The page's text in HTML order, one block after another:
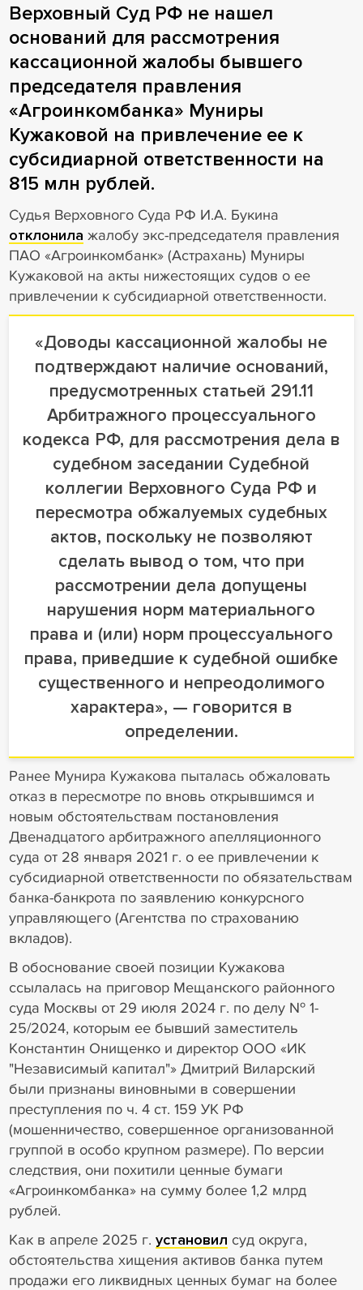
Верховный Суд РФ не нашел
оснований для рассмотрения
кассационной жалобы бывшего
председателя правления
«Агроинкомбанка» Муниры
Кужаковой на привлечение ее к
субсидиарной ответственности на
815 млн рублей.
Судья Верховного Суда РФ И.А. Букина
отклонила жалобу экс-председателя правления
ПАО «Агроинкомбанк» (Астрахань) Муниры
Кужаковой на акты нижестоящих судов о ее
привлечении к субсидиарной ответственности.
«Доводы кассационной жалобы не
подтверждают наличие оснований,
предусмотренных статьей 291.11
Арбитражного процессуального
кодекса РФ, для рассмотрения дела в
судебном заседании Судебной
коллегии Верховного Суда РФ и
пересмотра обжалуемых судебных
актов, поскольку не позволяют
сделать вывод о том, что при
рассмотрении дела допущены
нарушения норм материального
права и (или) норм процессуального
права, приведшие к судебной ошибке
существенного и непреодолимого
характера», — говорится в
определении.
Ранее Мунира Кужакова пыталась обжаловать
отказ в пересмотре по вновь открывшимся и
новым обстоятельствам постановления
Двенадцатого арбитражного апелляционного
суда от 28 января 2021 г. о ее привлечении к
субсидиарной ответственности по обязательствам
банка-банкрота по заявлению конкурсного
управляющего (Агентства по страхованию
вкладов).
В обоснование своей позиции Кужакова
ссылалась на приговор Мещанского районного
суда Москвы от 29 июля 2024 г. по делу № 1-
25/2024, которым ее бывший заместитель
Константин Онищенко и директор ООО «ИК
"Независимый капитал"» Дмитрий Виларский
были признаны виновными в совершении
преступления по ч. 4 ст. 159 УК РФ
(мошенничество, совершенное организованной
группой в особо крупном размере). По версии
следствия, они похитили ценные бумаги
«Агроинкомбанка» на сумму более 1,2 млрд
рублей.
Как в апреле 2025 г. установил суд округа,
обстоятельства хищения активов банка путем
продажи его ликвидных ценных бумаг на более